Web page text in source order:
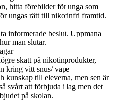
hitta förebilder för unga som
ungas rätt till nikotinfri framtid.
informerade beslut. Uppmana
man slutar.
skatt på nikotinprodukter,
kring vitt snus/ vape
kunskap till eleverna, men sen är
svårt att förbjuda i lag men det
på skolan.